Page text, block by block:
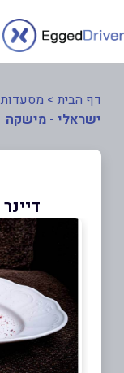
דף הבית > מסעדות
ישראלי - מישקה